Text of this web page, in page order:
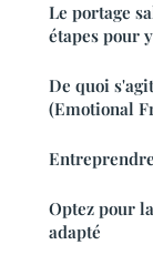
Le portage
étapes pour
De quoi
(Emotional
Optez pour
adapté